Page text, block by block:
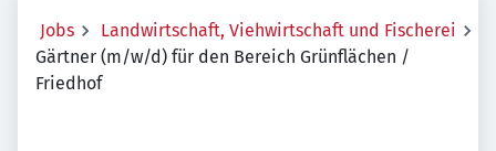
Jobs
Landwirtschaft, Viehwirtschaft und Fischerei
Gärtner (m/w/d) für den Bereich Grünflächen /
Friedhof